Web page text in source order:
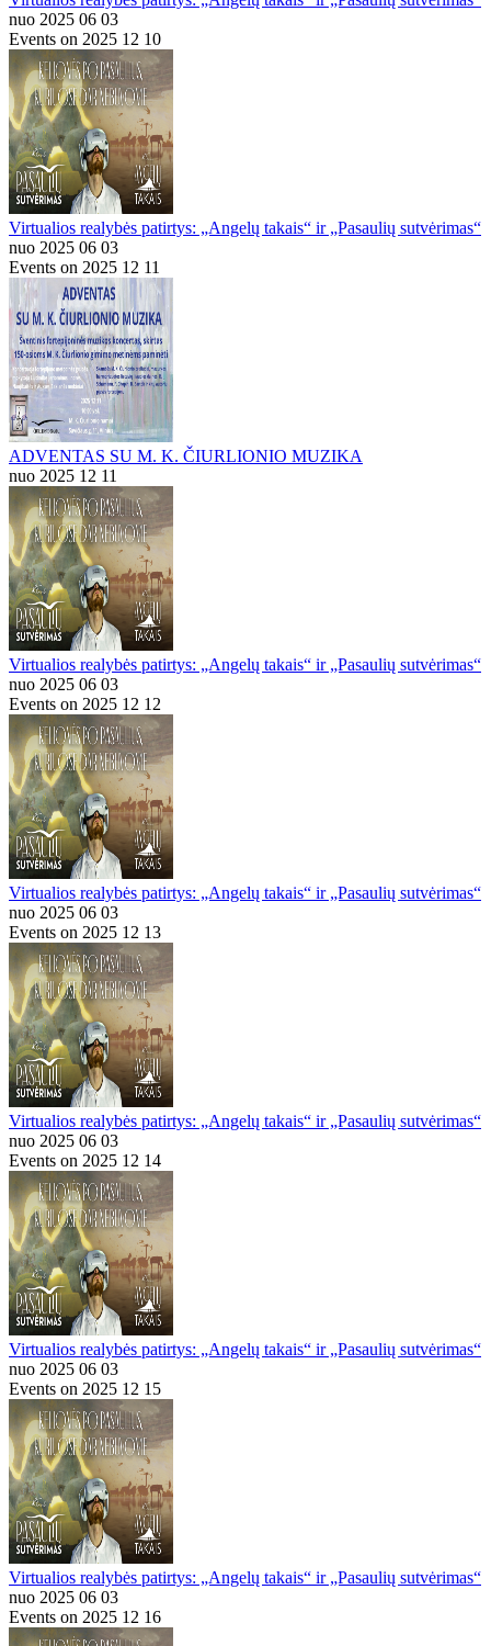
nuo 2025 06 03
Events on 2025 12 10
Virtualios realybės patirtys: „Angelų takais“ ir „Pasaulių sutvėrimas“
nuo 2025 06 03
Events on 2025 12 11
ADVENTAS SU M. K. ČIURLIONIO MUZIKA
nuo 2025 12 11
Virtualios realybės patirtys: „Angelų takais“ ir „Pasaulių sutvėrimas“
nuo 2025 06 03
Events on 2025 12 12
Virtualios realybės patirtys: „Angelų takais“ ir „Pasaulių sutvėrimas“
nuo 2025 06 03
Events on 2025 12 13
Virtualios realybės patirtys: „Angelų takais“ ir „Pasaulių sutvėrimas“
nuo 2025 06 03
Events on 2025 12 14
Virtualios realybės patirtys: „Angelų takais“ ir „Pasaulių sutvėrimas“
nuo 2025 06 03
Events on 2025 12 15
Virtualios realybės patirtys: „Angelų takais“ ir „Pasaulių sutvėrimas“
nuo 2025 06 03
Events on 2025 12 16